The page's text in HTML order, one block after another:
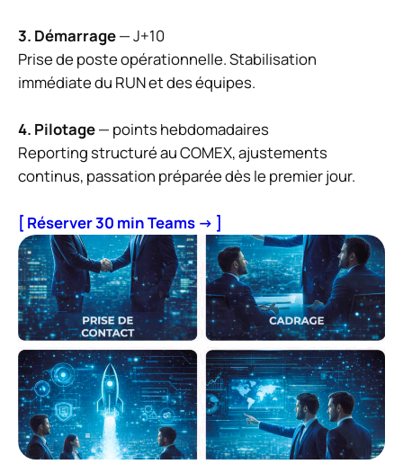
3. Démarrage— J+10
Prise de poste opérationnelle. Stabilisation
immédiate du RUN et des équipes.
4. Pilotage— points hebdomadaires
Reporting structuré au COMEX, ajustements
continus, passation préparée dès le premier jour.
[ Réserver 30 min Teams → ]